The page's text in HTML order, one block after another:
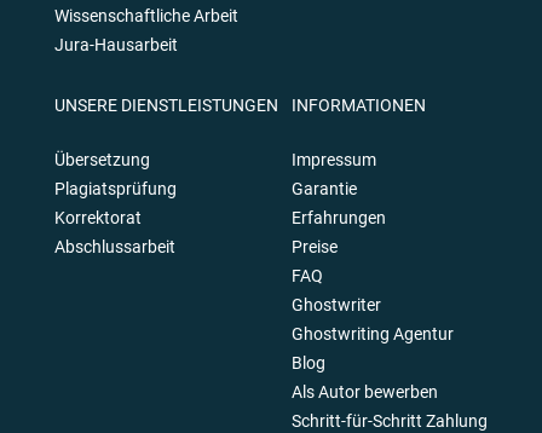
Wissenschaftliche Arbeit
Jura-Hausarbeit
UNSERE DIENSTLEISTUNGEN
Übersetzung
Plagiatsprüfung
Korrektorat
Abschlussarbeit
INFORMATIONEN
Impressum
Garantie
Erfahrungen
Preise
FAQ
Ghostwriter
Ghostwriting Agentur
Blog
Als Autor bewerben
Schritt-für-Schritt Zahlung